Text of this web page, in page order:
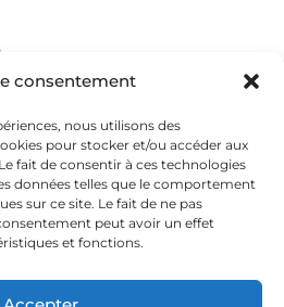
consentement
nous utilisons des
pour stocker et/ou accéder aux
fait de consentir à ces technologies
données telles que le comportement
sur ce site. Le fait de ne pas
peut avoir un effet
et fonctions.